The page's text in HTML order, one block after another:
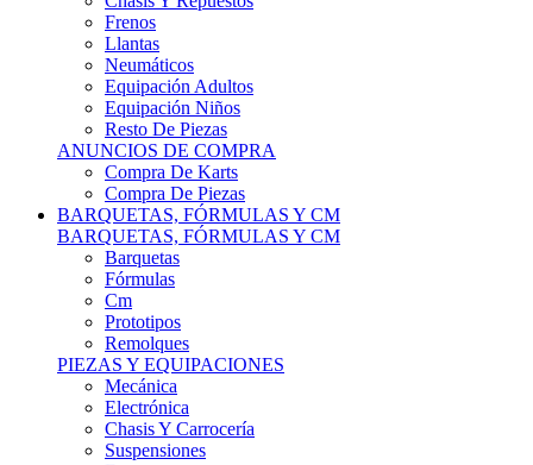
Frenos
Llantas
Neumáticos
Equipación Adultos
Equipación Niños
Resto De Piezas
ANUNCIOS DE COMPRA
Compra De Karts
Compra De Piezas
BARQUETAS, FÓRMULAS Y CM
BARQUETAS, FÓRMULAS Y CM
Barquetas
Fórmulas
Cm
Prototipos
Remolques
PIEZAS Y EQUIPACIONES
Mecánica
Electrónica
Chasis Y Carrocería
Suspensiones